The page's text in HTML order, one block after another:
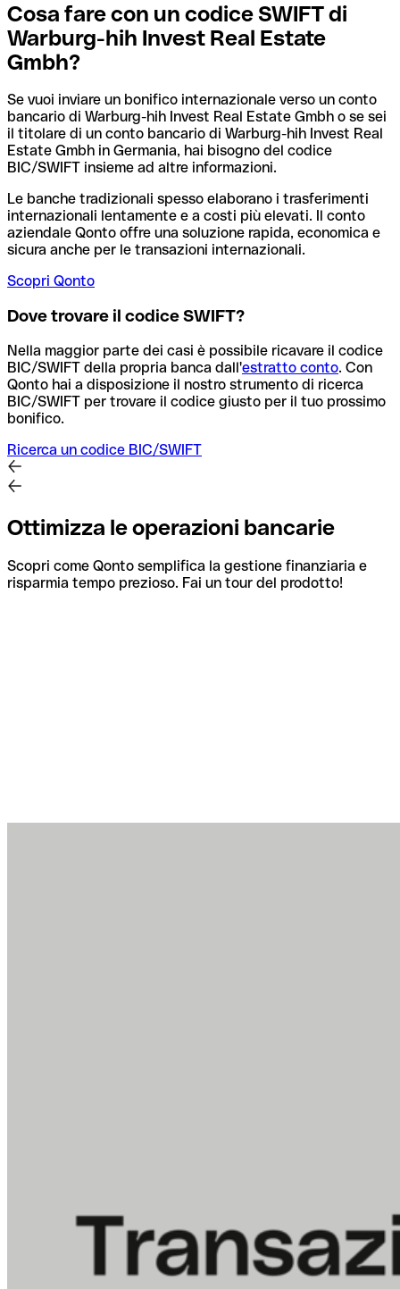
Cosa fare con un codice SWIFT di
Warburg-hih Invest Real Estate
Gmbh?
Se vuoi inviare un bonifico internazionale verso un conto
bancario di Warburg-hih Invest Real Estate Gmbh o se sei
il titolare di un conto bancario di Warburg-hih Invest Real
Estate Gmbh in Germania, hai bisogno del codice
BIC/SWIFT insieme ad altre informazioni.
Le banche tradizionali spesso elaborano i trasferimenti
internazionali lentamente e a costi più elevati. Il conto
aziendale Qonto offre una soluzione rapida, economica e
sicura anche per le transazioni internazionali.
Scopri Qonto
Dove trovare il codice SWIFT?
Nella maggior parte dei casi è possibile ricavare il codice
BIC/SWIFT della propria banca dall'estratto conto. Con
Qonto hai a disposizione il nostro strumento di ricerca
BIC/SWIFT per trovare il codice giusto per il tuo prossimo
bonifico.
Ricerca un codice BIC/SWIFT
Ottimizza le operazioni bancarie
Scopri come Qonto semplifica la gestione finanziaria e
risparmia tempo prezioso. Fai un tour del prodotto!